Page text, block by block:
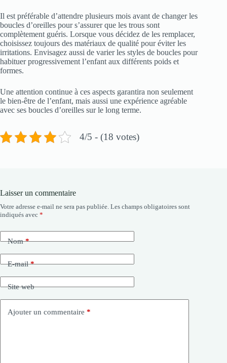
Il est préférable d’attendre plusieurs mois avant de changer les
boucles d’oreilles pour s’assurer que les trous sont
complètement guéris. Lorsque vous décidez de les remplacer,
choisissez toujours des matériaux de qualité pour éviter les
irritations. Envisagez aussi de varier les styles de boucles pour
habituer progressivement l’enfant aux différents poids et
formes.
Une attention continue à ces aspects garantira non seulement
le bien-être de l’enfant, mais aussi une expérience agréable
avec ses boucles d’oreilles sur le long terme.
4/5 - (18 votes)
Laisser un commentaire
Votre adresse e-mail ne sera pas publiée. Les champs obligatoires sont
indiqués avec *
Nom*
E-mail*
Site web
Ajouter un commentaire *